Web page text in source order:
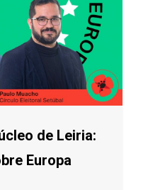
de Leiria:
Europa